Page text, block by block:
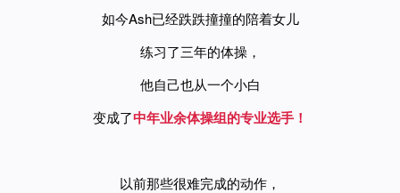
如今Ash已经跌跌撞撞的陪着女儿
练习了三年的体操，
他自己也从一个小白
变成了中年业余体操组的专业选手！
以前那些很难完成的动作，